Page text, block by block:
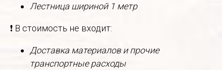
Лестница шириной 1 метр
❗ В стоимость не входит:
Доставка материалов и прочие
транспортные расходы